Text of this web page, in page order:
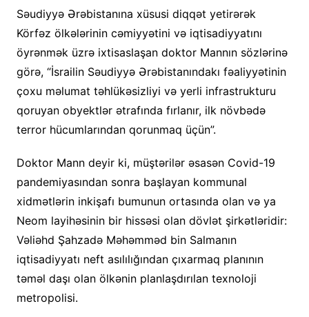
Səudiyyə Ərəbistanına xüsusi diqqət yetirərək
Körfəz ölkələrinin cəmiyyətini və iqtisadiyyatını
öyrənmək üzrə ixtisaslaşan doktor Mannın sözlərinə
görə, “İsrailin Səudiyyə Ərəbistanındakı fəaliyyətinin
çoxu məlumat təhlükəsizliyi və yerli infrastrukturu
qoruyan obyektlər ətrafında fırlanır, ilk növbədə
terror hücumlarından qorunmaq üçün”.
Doktor Mann deyir ki, müştərilər əsasən Covid-19
pandemiyasından sonra başlayan kommunal
xidmətlərin inkişafı bumunun ortasında olan və ya
Neom layihəsinin bir hissəsi olan dövlət şirkətləridir:
Vəliəhd Şahzadə Məhəmməd bin Salmanın
iqtisadiyyatı neft asılılığından çıxarmaq planının
təməl daşı olan ölkənin planlaşdırılan texnoloji
metropolisi.